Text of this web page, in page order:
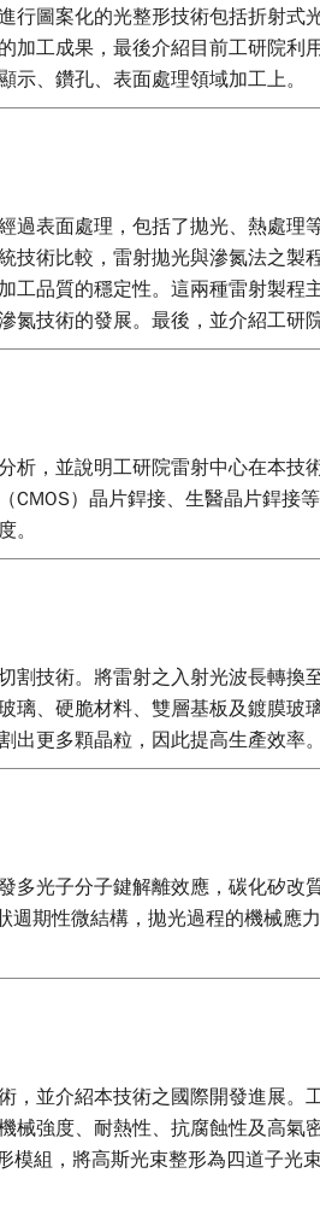
行圖案化的光整形技術包括折射
加工成果，最後介紹目前工研院
、鑽孔、表面處理領域加工上。
過表面處理，包括了拋光、熱處
技術比較，雷射拋光與滲氮法之
工品質的穩定性。這兩種雷射製
技術的發展。最後，並介紹工研
析，並說明工研院雷射中心在本
）晶片銲接、生醫晶片銲接
。
割技術。將雷射之入射光波長轉
璃、硬脆材料、雙層基板及鍍膜
更多顆晶粒，因此提高生產效率。
光子分子鍵解離效應，碳化矽
週期性微結構，拋光過程的機械
，並介紹本技術之國際開發進展
強度、耐熱性、抗腐蝕性及高
模組，將高斯光束整形為四道子